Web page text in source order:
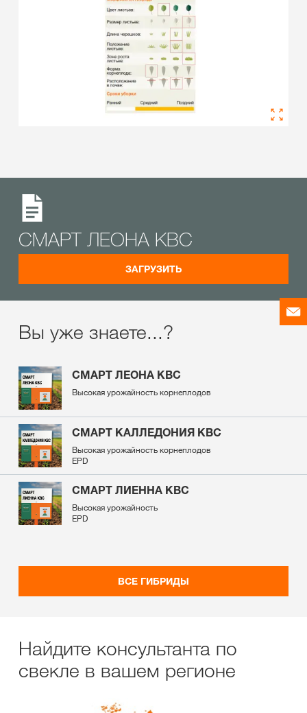
СМАРТ ЛЕОНА КВС
ЗАГРУЗИТЬ
Вы уже знаете...?
СМАРТ ЛЕОНА КВС
Высокая урожайность корнеплодов
СМАРТ КАЛЛЕДОНИЯ KBC
Высокая урожайность корнеплодов
EPD
СМАРТ ЛИЕННА КВС
Высокая урожайность
EPD
ВСЕ ГИБРИДЫ
Найдите консультанта по
свекле в вашем регионе